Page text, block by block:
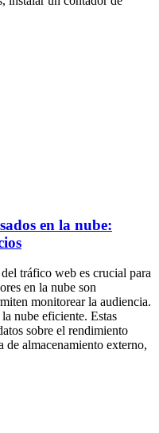
en la nube:
tráfico web es crucial para
en la nube son
monitorear la audiencia.
nube eficiente. Estas
sobre el rendimiento
almacenamiento externo,